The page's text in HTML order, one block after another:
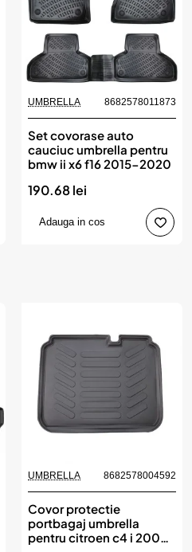
UMBRELLA 8682578011873
Set covorase auto
cauciuc umbrella pentru
bmw ii x6 f16 2015-2020
190.68 lei
Adauga in cos
UMBRELLA 8682578004592
Covor protectie
portbagaj umbrella
pentru citroen c4 i 2004-